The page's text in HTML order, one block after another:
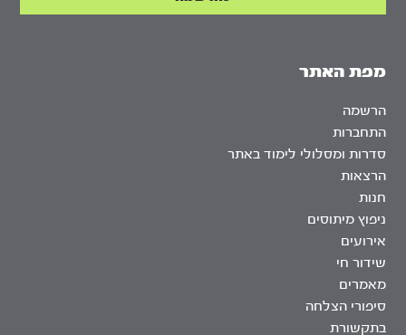
מפת האתר
הרשמה
התחברות
סדרות ומסלולי לימוד באתר
הרצאות
חנות
ניפוץ מיתוסים
אירועים
שידור חי
מאמרים
סיפורי הצלחה
בתקשורת